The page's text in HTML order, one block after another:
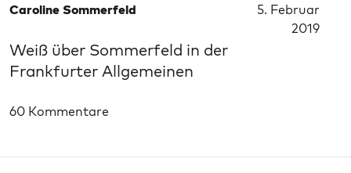
Caroline Sommerfeld
5. Februar
2019
Weiß über Sommerfeld in der
Frankfurter Allgemeinen
60 Kommentare